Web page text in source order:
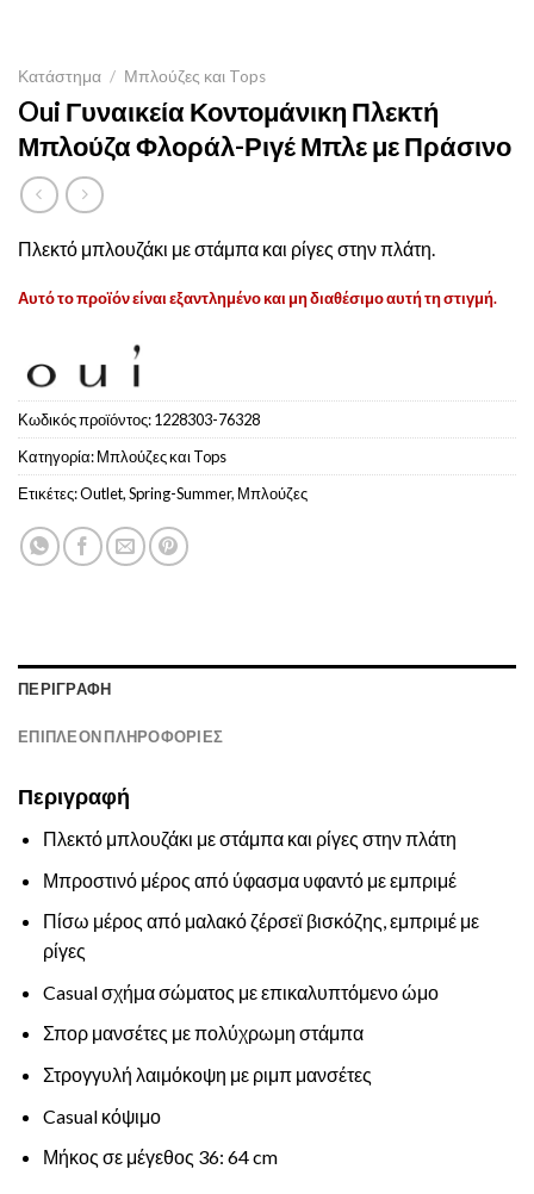
Κατάστημα / Μπλούζες και Tops
Oui Γυναικεία Κοντομάνικη Πλεκτή
Μπλούζα Φλοράλ-Ριγέ Μπλε με Πράσινο
Πλεκτό μπλουζάκι με στάμπα και ρίγες στην πλάτη.
Αυτό το προϊόν είναι εξαντλημένο και μη διαθέσιμο αυτή τη στιγμή.
Κωδικός προϊόντος:1228303-76328
Κατηγορία:Μπλούζες και Tops
Ετικέτες:Outlet,Spring-Summer, Μπλούζες
ΠΕΡΙΓΡΑΦΉ
ΕΠΙΠΛΈΟΝ ΠΛΗΡΟΦΟΡΊΕΣ
Περιγραφή
Πλεκτό μπλουζάκι με στάμπα και ρίγες στην πλάτη
Μπροστινό μέρος από ύφασμα υφαντό με εμπριμέ
Πίσω μέρος από μαλακό ζέρσεϊ βισκόζης, εμπριμέ με
ρίγες
Casual σχήμα σώματος με επικαλυπτόμενο ώμο
Σπορ μανσέτες με πολύχρωμη στάμπα
Στρογγυλή λαιμόκοψη με ριμπ μανσέτες
Casual κόψιμο
Μήκος σε μέγεθος 36: 64 cm